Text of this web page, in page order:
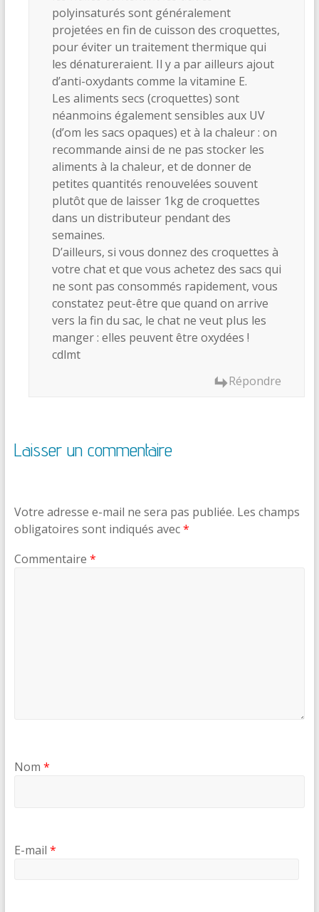
polyinsaturés sont généralement
projetées en fin de cuisson des croquettes,
pour éviter un traitement thermique qui
les dénatureraient. Il y a par ailleurs ajout
d’anti-oxydants comme la vitamine E.
Les aliments secs (croquettes) sont
néanmoins également sensibles aux UV
(d’om les sacs opaques) et à la chaleur : on
recommande ainsi de ne pas stocker les
aliments à la chaleur, et de donner de
petites quantités renouvelées souvent
plutôt que de laisser 1kg de croquettes
dans un distributeur pendant des
semaines.
D’ailleurs, si vous donnez des croquettes à
votre chat et que vous achetez des sacs qui
ne sont pas consommés rapidement, vous
constatez peut-être que quand on arrive
vers la fin du sac, le chat ne veut plus les
manger : elles peuvent être oxydées !
cdlmt
Répondre
Laisser un commentaire
Votre adresse e-mail ne sera pas publiée. Les champs
obligatoires sont indiqués avec*
Commentaire *
Nom *
E-mail *